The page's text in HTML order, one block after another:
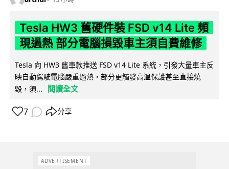
Tesla HW3 舊硬件裝 FSD v14 Lite 頻
現過熱 部分電腦損毀車主須自費維修
Tesla 向 HW3 舊車款推送 FSD v14 Lite 系統，引發大量車主反
映自動駕駛電腦嚴重過熱，部分更觸發高溫保護甚至直接燒
毀，須...
閱讀全文
7 分享
ADVERTISEMENT